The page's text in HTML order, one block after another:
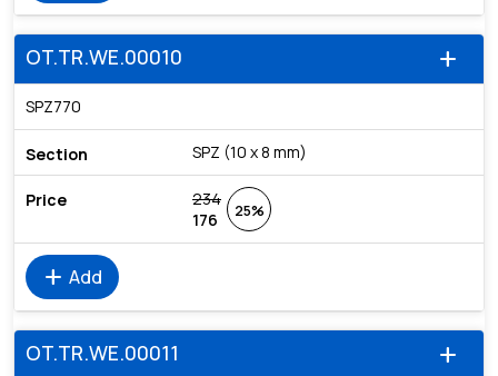
add
OT.TR.WE.00010
SPZ770
SPZ (10 x 8 mm)
234
176
25%
add Add
add
OT.TR.WE.00011